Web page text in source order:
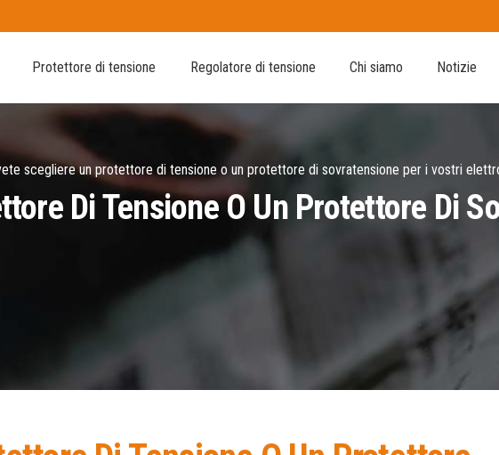
Protettore di tensione Regolatore di tensione Chi siamo Notizie
scegliere un protettore di tensione o un protettore di sovratensione per i vostri
Di Tensione O Un Protettore Di